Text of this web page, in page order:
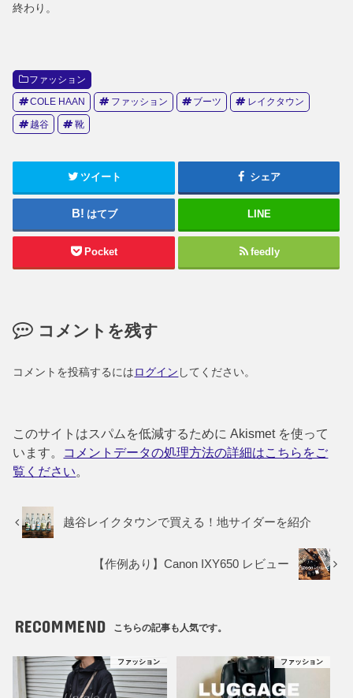
終わり。
ファッション
COLE HAAN ファッション ブーツ レイクタウン
越谷 靴
ツイート シェア
はてブ LINE
Pocket feedly
コメントを残す
コメントを投稿するにはログイン してください。
このサイトはスパムを低減するために Akismet を使って
います。 コメントデータの処理方法の詳細はこちらをご
覧ください。
越谷レイクタウンで買える！地サイダーを紹介
【作例あり】Canon IXY650 レビュー
RECOMMEND こちらの記事も人気です。
ファッション ファッション